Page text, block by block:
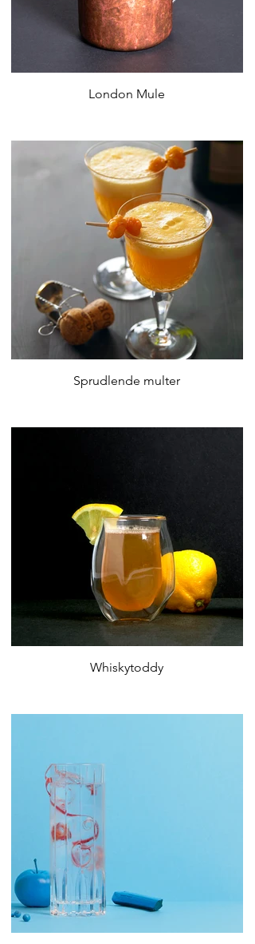
London Mule
Sprudlende multer
Whiskytoddy